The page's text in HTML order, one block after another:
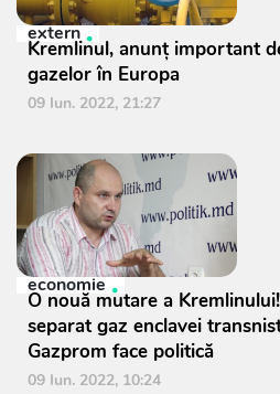
extern
Kremlinul, anunţ important
gazelor în Europa
09 Iun. 2022, 21:27
economie
O nouă mutare a
separat gaz enclavei
Gazprom face politică
09 Iun. 2022, 10:24